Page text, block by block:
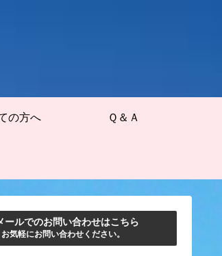
の方へ Ｑ＆Ａ
ールでのお問い合わせはこちら
お気軽にお問い合わせください。